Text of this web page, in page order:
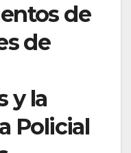
de
de
y la
Policial